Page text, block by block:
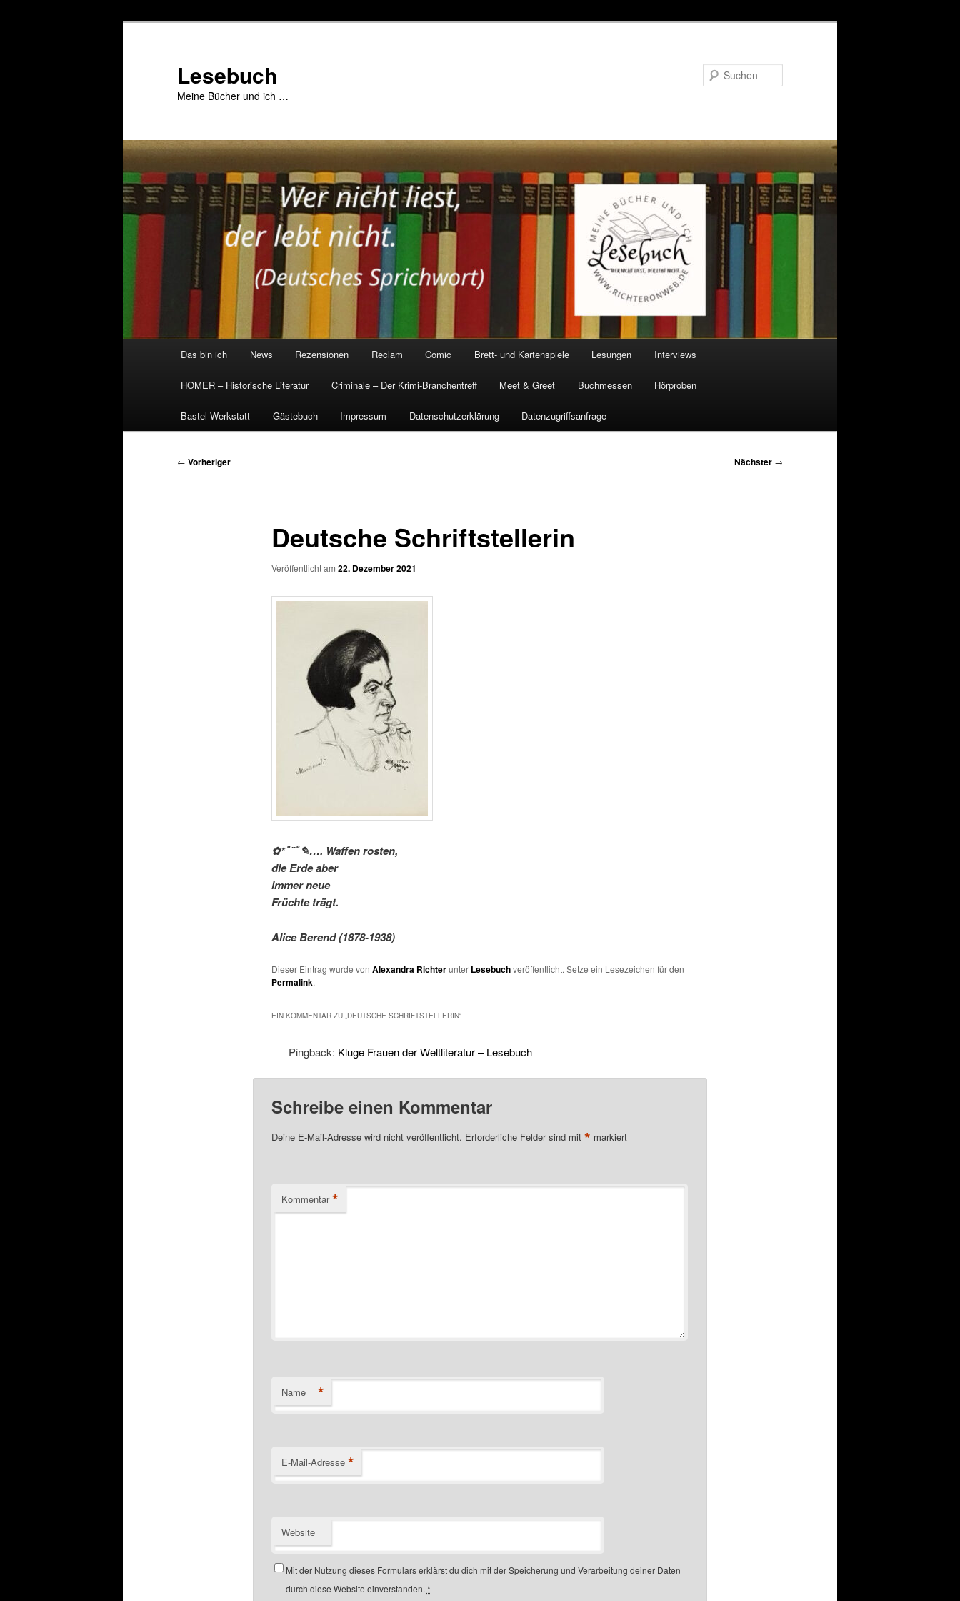
Lesebuch
Meine Bücher und ich …
Das bin ich News Rezensionen Reclam Comic Brett- und Kartenspiele Lesungen Interviews
HOMER – Historische Literatur Criminale – Der Krimi-Branchentreff Meet & Greet Buchmessen Hörproben
Bastel-Werkstatt Gästebuch Impressum Datenschutzerklärung Datenzugriffsanfrage
Beitragsnavigation
← Vorheriger Nächster →
Deutsche Schriftstellerin
Veröffentlicht am 22. Dezember 2021
✿*ﾟ¨ﾟ✎…. Waffen rosten,
die Erde aber
immer neue
Früchte trägt.
Alice Berend (1878-1938)
Dieser Eintrag wurde von Alexandra Richterunter Lesebuchveröffentlicht. Setze ein Lesezeichen für den
Permalink.
EIN KOMMENTAR ZU „ DEUTSCHE SCHRIFTSTELLERIN“
Pingback: Kluge Frauen der Weltliteratur – Lesebuch
Schreibe einen Kommentar
Deine E-Mail-Adresse wird nicht veröffentlicht. Erforderliche Felder sind mit * markiert
Kommentar *
Name *
E-Mail-Adresse *
Website
Mit der Nutzung dieses Formulars erklärst du dich mit der Speicherung und Verarbeitung deiner Daten
durch diese Website einverstanden. *